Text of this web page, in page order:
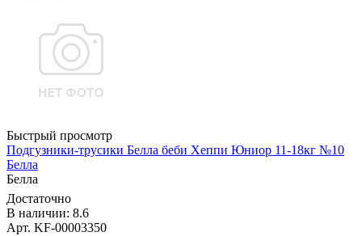
Быстрый просмотр
Подгузники-трусики Белла беби Хеппи Юниор 11-18кг №10
Белла
Белла
Достаточно
В наличии: 8.6
Арт. KF-00003350